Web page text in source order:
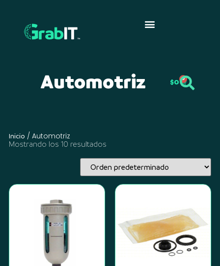
Automotriz $0 0
Inicio / Automotriz
Mostrando los 10 resultados